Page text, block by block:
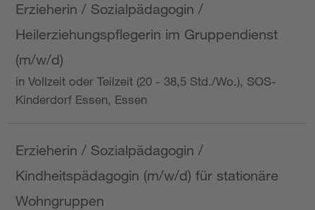
Erzieherin / Sozialpädagogin /
Heilerziehungspflegerin im Gruppendienst
(m/w/d)
in Vollzeit oder Teilzeit (20 - 38,5 Std./Wo.), SOS-
Kinderdorf Essen, Essen
Erzieherin / Sozialpädagogin /
Kindheitspädagogin (m/w/d) für stationäre
Wohngruppen